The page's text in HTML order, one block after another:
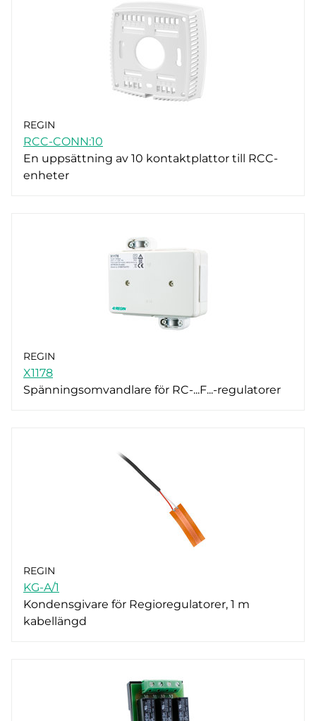
REGIN
RCC-CONN:10
En uppsättning av 10 kontaktplattor till RCC-
enheter
REGIN
X1178
Spänningsomvandlare för RC-...F...-regulatorer
REGIN
KG-A/1
Kondensgivare för Regioregulatorer, 1 m
kabellängd